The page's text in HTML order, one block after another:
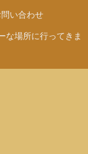
問い合わせ
な場所に行ってきま